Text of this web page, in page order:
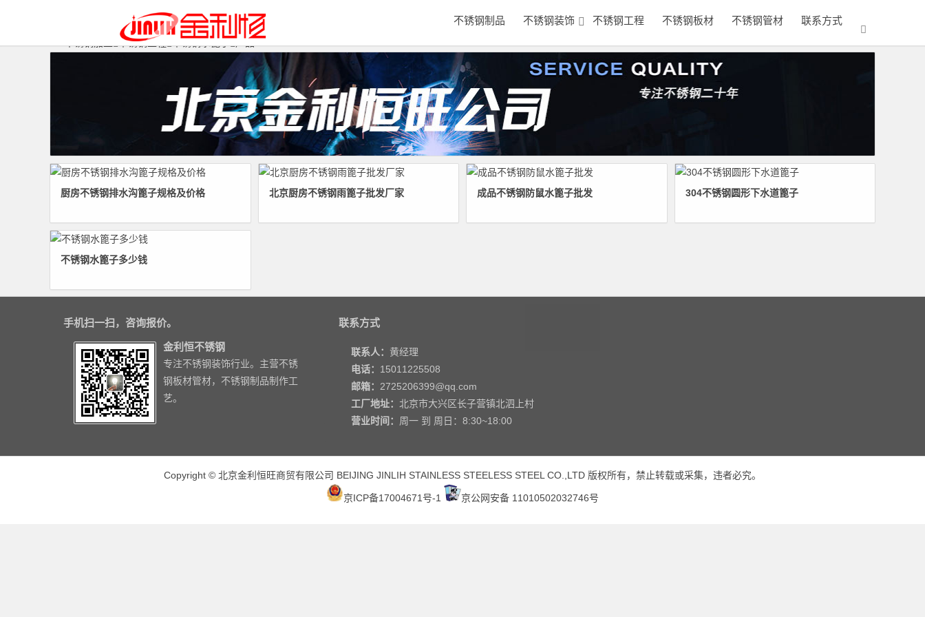
不锈钢制品 不锈钢装饰 不锈钢工程 不锈钢板材 不锈钢管材 联系方式
不锈钢工程
厨房不锈钢排水沟篦子规格及价格 北京厨房不锈钢雨篦子批发厂家 成品不锈钢防鼠水篦子批发 304不锈钢圆形下水道篦子
不锈钢水篦子多少钱
手机扫一扫，咨询报价。
金利恒不锈钢
专注不锈钢装饰行业。主营不锈
钢板材管材，不锈钢制品制作工
艺。
联系方式
联系人： 黄经理
电话： 15011225508
邮箱： 2725206399@qq.com
工厂地址： 北京市大兴区长子营镇北泗上村
营业时间： 周一 到 周日：8:30~18:00
Copyright © 北京金利恒旺商贸有限公司 BEIJING JINLIH STAINLESS STEEL ESS STEEL CO.,LTD 版权所有，禁止转载或采集，违者必究。
京ICP备17004671号-1 京公网安备 11010502032746号